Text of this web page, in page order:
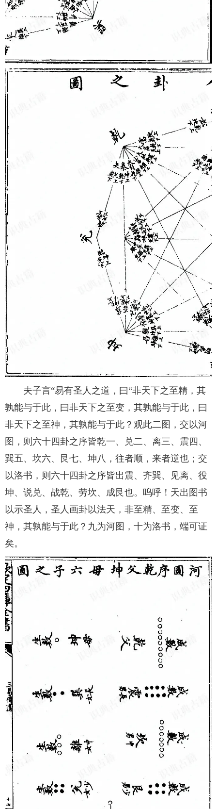
夫子言“易有圣人之道，曰“非天下之至精，其
孰能与于此，曰非天下之至变，其孰能与于此，曰
非天下之至神，其孰能与于此？观此二图，交以河
图，则六十四卦之序皆乾一、兑二、离三、震四、
巽五、坎六、艮七、坤八，往者顺，来者逆也；交
以洛书，则六十四卦之序皆出震、齐巽、见离、役
坤、说兑、战乾、劳坎、成艮也。呜呼！天出图书
以示圣人，圣人画卦以法天，非至精、至变、至
神，其孰能与于此？九为河图，十为洛书，端可证
矣。